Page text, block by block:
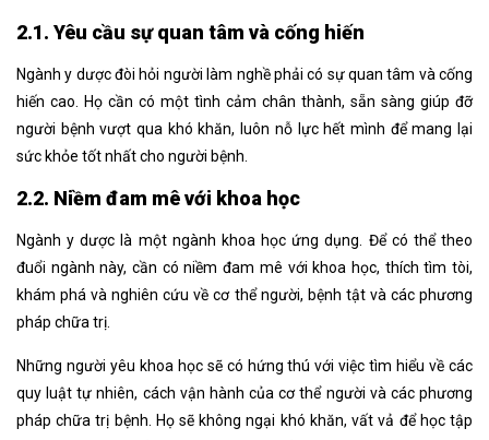
2.1. Yêu cầu sự quan tâm và cống hiến
Ngành y dược đòi hỏi người làm nghề phải có sự quan tâm và cống
hiến cao. Họ cần có một tình cảm chân thành, sẵn sàng giúp đỡ
người bệnh vượt qua khó khăn, luôn nỗ lực hết mình để mang lại
sức khỏe tốt nhất cho người bệnh.
2.2. Niềm đam mê với khoa học
Ngành y dược là một ngành khoa học ứng dụng. Để có thể theo
đuổi ngành này, cần có niềm đam mê với khoa học, thích tìm tòi,
khám phá và nghiên cứu về cơ thể người, bệnh tật và các phương
pháp chữa trị.
Những người yêu khoa học sẽ có hứng thú với việc tìm hiểu về các
quy luật tự nhiên, cách vận hành của cơ thể người và các phương
pháp chữa trị bệnh. Họ sẽ không ngại khó khăn, vất vả để học tập